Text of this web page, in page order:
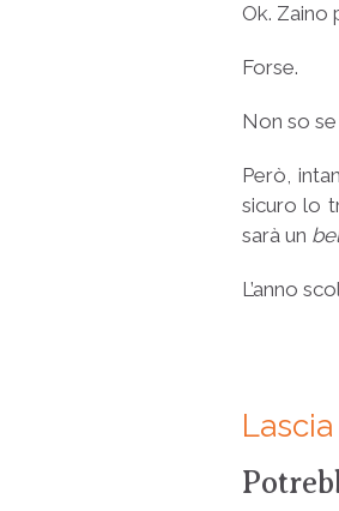
Ok. Zaino
Forse.
Non so
Però,
sicuro lo
sarà un
L’anno